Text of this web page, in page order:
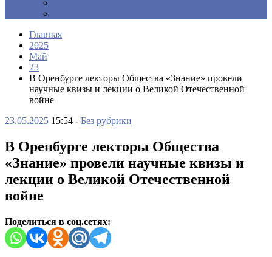
Главная
2025
Май
23
В Оренбурге лекторы Общества «Знание» провели
научные квизы и лекции о Великой Отечественной
войне
23.05.2025 15:54 - Без рубрики
В Оренбурге лекторы Общества
«Знание» провели научные квизы и
лекции о Великой Отечественной
войне
Поделиться в соц.сетях: